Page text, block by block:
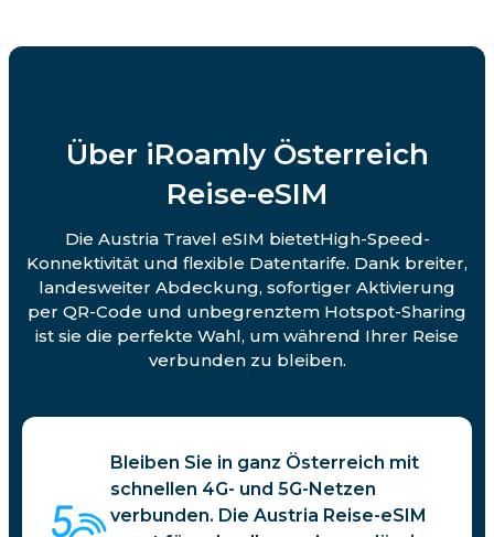
Über iRoamly Österreich
Reise-eSIM
Die Austria Travel eSIM bietetHigh-Speed-
Konnektivität und flexible Datentarife. Dank breiter,
landesweiter Abdeckung, sofortiger Aktivierung
per QR-Code und unbegrenztem Hotspot-Sharing
ist sie die perfekte Wahl, um während Ihrer Reise
verbunden zu bleiben.
Bleiben Sie in ganz Österreich mit
schnellen 4G- und 5G-Netzen
verbunden. Die Austria Reise-eSIM